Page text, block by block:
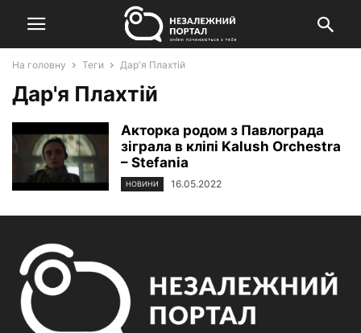
На головну Теги Дар'я Плахтій
Дар'я Плахтій
Акторка родом з Павлограда
зіграла в кліпі Kalush Orchestra
– Stefania
НОВИНИ 16.05.2022